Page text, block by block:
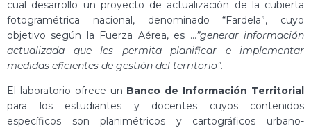
cual desarrollo un proyecto de actualización de la cubierta
fotogramétrica nacional, denominado “Fardela”, cuyo
objetivo según la Fuerza Aérea, es …”generar información
actualizada que les permita planificar e implementar
medidas eficientes de gestión del territorio”.
El laboratorio ofrece un Banco de Información Territorial
para los estudiantes y docentes cuyos contenidos
específicos son planimétricos y cartográficos urbano-